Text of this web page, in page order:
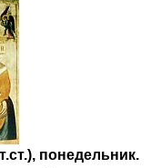
понедельник.